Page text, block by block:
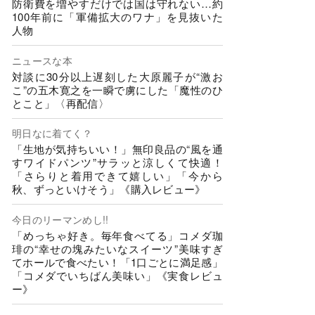
防衛費を増やすだけでは国は守れない…約
100年前に「軍備拡大のワナ」を見抜いた
人物
ニュースな本
対談に30分以上遅刻した大原麗子が“激お
こ”の五木寛之を一瞬で虜にした「魔性のひ
とこと」〈再配信〉
明日なに着てく？
「生地が気持ちいい！」無印良品の“風を通
すワイドパンツ”サラッと涼しくて快適！
「さらりと着用できて嬉しい」「今から
秋、ずっといけそう」《購入レビュー》
今日のリーマンめし!!
「めっちゃ好き。毎年食べてる」コメダ珈
琲の“幸せの塊みたいなスイーツ”美味すぎ
てホールで食べたい！「1口ごとに満足感」
「コメダでいちばん美味い」《実食レビュ
ー》